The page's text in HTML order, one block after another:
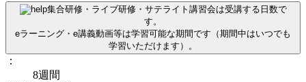
集合研修・ライブ研修・サテライト講習会は受講する日数で
す。
eラーニング・e講義動画等は学習可能な期間です（期間中はいつでも
学習いただけます）。
：
8週間